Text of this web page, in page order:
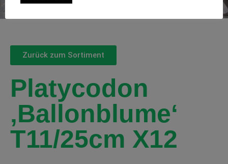
Zurück zum Sortiment
Platycodon
‚Ballonblume‘
T11/25cm X12